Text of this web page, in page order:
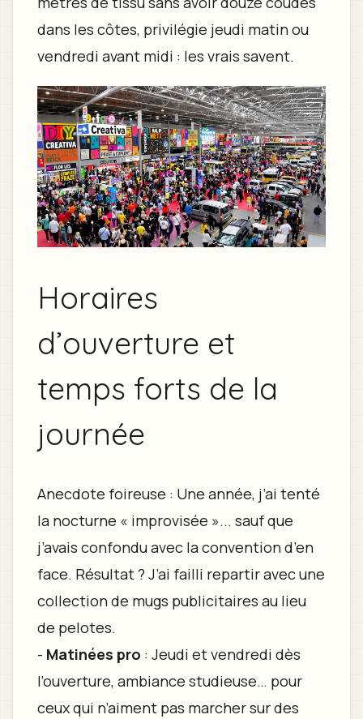
dans les côtes, privilégie jeudi matin ou
vendredi avant midi : les vrais savent.
Horaires
d’ouverture et
temps forts de la
journée
Anecdote foireuse : Une année, j’ai tenté
la nocturne « improvisée »... sauf que
j’avais confondu avec la convention d’en
face. Résultat ? J’ai failli repartir avec une
collection de mugs publicitaires au lieu
de pelotes.
- Matinées pro : Jeudi et vendredi dès
l’ouverture, ambiance studieuse… pour
ceux qui n’aiment pas marcher sur des